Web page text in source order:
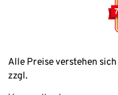
Alle Preise verstehen
zzgl.